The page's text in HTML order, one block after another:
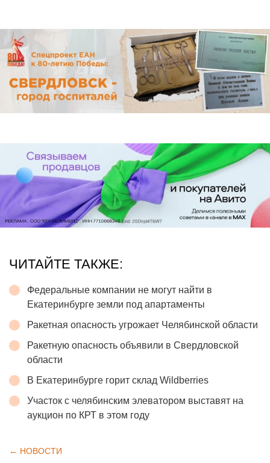
ЧИТАЙТЕ ТАКЖЕ:
Федеральные компании не могут найти в
Екатеринбурге земли под апартаменты
Ракетная опасность угрожает Челябинской области
Ракетную опасность объявили в Свердловской
области
В Екатеринбурге горит склад Wildberries
Участок с челябинским элеватором выставят на
аукцион по КРТ в этом году
← НОВОСТИ